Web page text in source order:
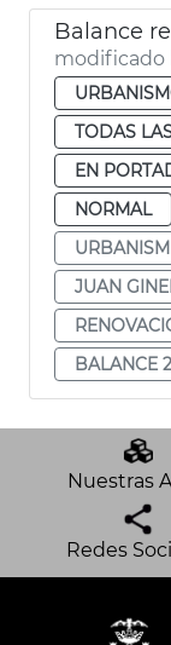
Balance
modificado
TODAS
EN
NORMAL
JUAN
BALANCE
Nuestras
Redes